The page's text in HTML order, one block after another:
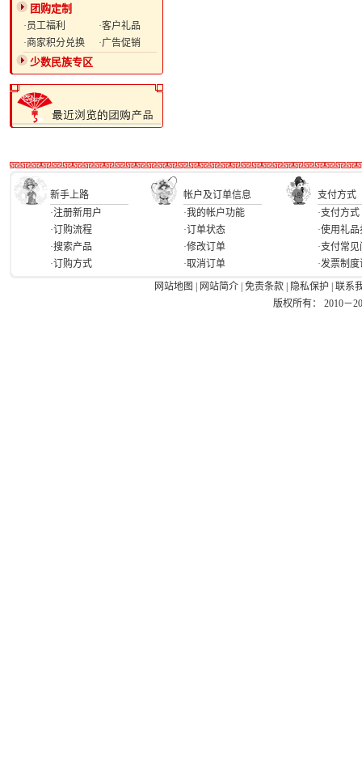
团购定制
·员工福利
·客户礼品
·商家积分兑换
·广告促销
少数民族专区
新手上路 帐户及订单信息
支付方式
·注册新用户
·订购流程
·搜索产品
·订购方式
·我的帐户功能
·订单状态
·修改订单
·取消订单
·支付方式
·使用礼品
·支付常
·发票制
网站地图
网站简介 免责条款 隐私保护
联系
版权所有： 2010－